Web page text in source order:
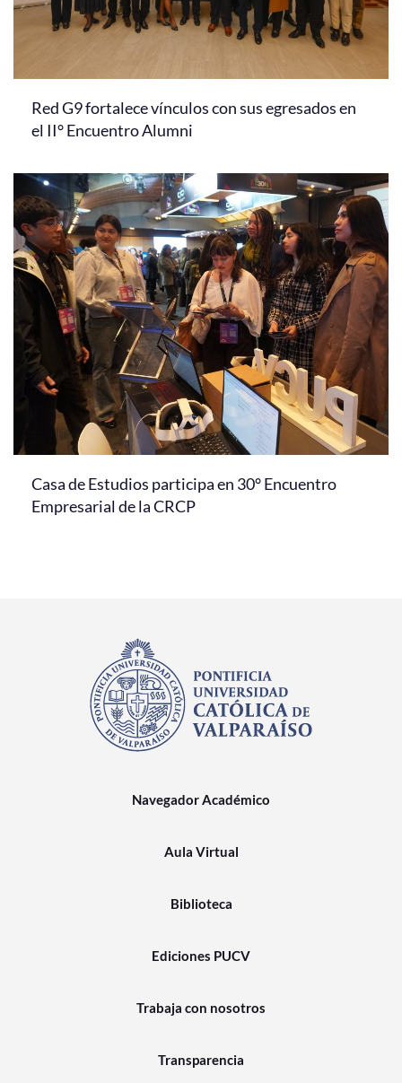
Red G9 fortalece vínculos con sus egresados en
el II° Encuentro Alumni
Casa de Estudios participa en 30° Encuentro
Empresarial de la CRCP
Navegador Académico
Aula Virtual
Biblioteca
Ediciones PUCV
Trabaja con nosotros
Transparencia